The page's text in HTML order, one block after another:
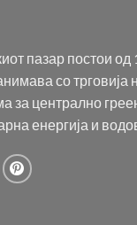
пазар постои од
со
за централно
енергија и